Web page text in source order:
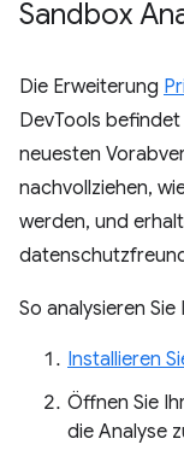
Sandbox
Die Erweiterung
DevTools
neuesten
nachvollziehen,
werden, und
So analysieren
Installieren
Öffnen Sie
die Analyse